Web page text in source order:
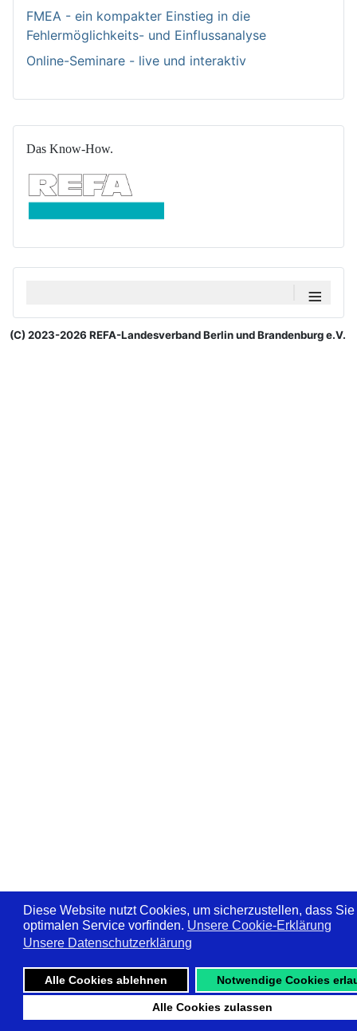
Diese Website nutzt Cookies, um sicherzustellen, dass
optimalen Service vorfinden. Unsere Cookie-Erklärung
Unsere Datenschutzerklärung
Alle Cookies ablehnen Notwendige Cookies
Alle Cookies zulassen
Das Know-How.
FMEA - ein kompakter Einstieg in die
Fehlermöglichkeits- und Einflussanalyse
Online-Seminare - live und interaktiv
≡
(C) 2023-2026 REFA-Landesverband Berlin und Brandenburg e.V.